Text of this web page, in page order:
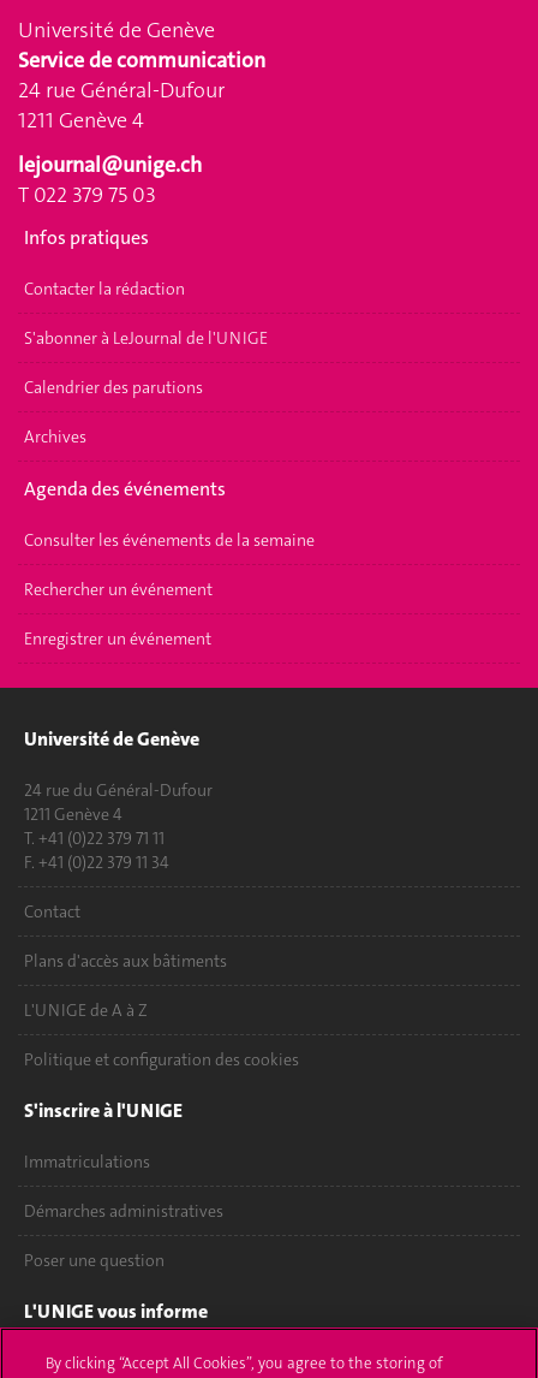
Université de Genève
Service de communication
24 rue Général-Dufour
1211 Genève 4
lejournal@unige.ch
T 022 379 75 03
Infos pratiques
Contacter la rédaction
S'abonner à LeJournal de l'UNIGE
Calendrier des parutions
Archives
Agenda des événements
Consulter les événements de la semaine
Rechercher un événement
Enregistrer un événement
Université de Genève
24 rue du Général-Dufour
1211 Genève 4
T. +41 (0)22 379 71 11
F. +41 (0)22 379 11 34
Contact
Plans d'accès aux bâtiments
L'UNIGE de A à Z
Politique et configuration des cookies
S'inscrire à l'UNIGE
Immatriculations
Démarches administratives
Poser une question
L'UNIGE vous informe
UNIGE Mobile
By clicking “Accept All Cookies”, you agree to the storing of